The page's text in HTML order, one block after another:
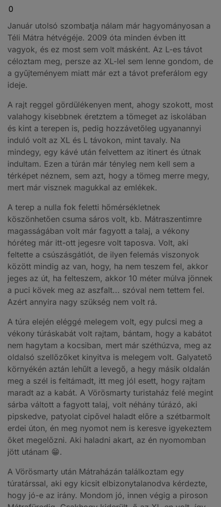
0
Január utolsó szombatja nálam már hagyományosan a
Téli Mátra hétvégéje. 2009 óta minden évben itt
vagyok, és ez most sem volt másként. Az L-es távot
céloztam meg, persze az XL-lel sem lenne gondom, de
a gyűjteményem miatt már ezt a távot preferálom egy
ideje.
A rajt reggel gördülékenyen ment, ahogy szokott, most
valahogy kisebbnek éretztem a tömeget az iskolában
és kint a terepen is, pedig hozzávetőleg ugyanannyi
induló volt az XL és L távokon, mint tavaly. Na
mindegy, egy kávé után felvettem az itinert és útnak
indultam. Ezen a túrán már tényleg nem kell sem a
térképet néznem, sem azt, hogy a tömeg merre megy,
mert már visznek magukkal az emlékek.
A terep a nulla fok feletti hőmérsékletnek
köszönhetően csuma sáros volt, kb. Mátraszentimre
magasságában volt már fagyott a talaj, a vékony
hóréteg már itt-ott jegesre volt taposva. Volt, aki
feltette a csúszásgátlót, de ilyen felemás viszonyok
között mindig az van, hogy, ha nem teszem fel, akkor
jeges az út, ha felteszem, akkor 10 méter múlva jönnek
a puci kövek meg az aszfalt... szóval nem tettem fel.
Azért annyira nagy szükség nem volt rá.
A túra elején eléggé melegem volt, egy pulcsi meg a
vékony túráskabát volt rajtam, bántam, hogy a kabátot
nem hagytam a kocsiban, mert már széthúzva, meg az
oldalsó szellőzőket kinyitva is melegem volt. Galyatető
környékén aztán lehűlt a levegő, a hegy másik oldalán
meg a szél is feltámadt, itt meg jól esett, hogy rajtam
maradt az a kabát. A Vörösmarty turistaház felé megint
sárba váltott a fagyott talaj, volt néhány túrázó, aki
pipskedve, patyolat cipővel haladt előre a szétbarmolt
erdei úton, én meg nyomot nem is keresve igyekeztem
őket megelőzni. Aki haladni akart, az én nyomomban
jött utánam 😁.
A Vörösmarty után Mátraházán találkoztam egy
túratárssal, aki egy kicsit elbizonytalanodva kérdezte,
hogy jó-e az irány. Mondom jó, innen végig a piroson